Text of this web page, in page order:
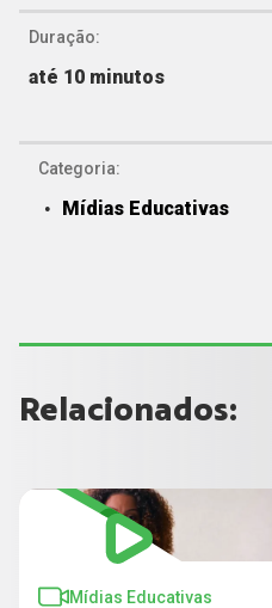
Duração:
até 10 minutos
Categoria:
Mídias Educativas
Relacionados:
Mídias Educativas